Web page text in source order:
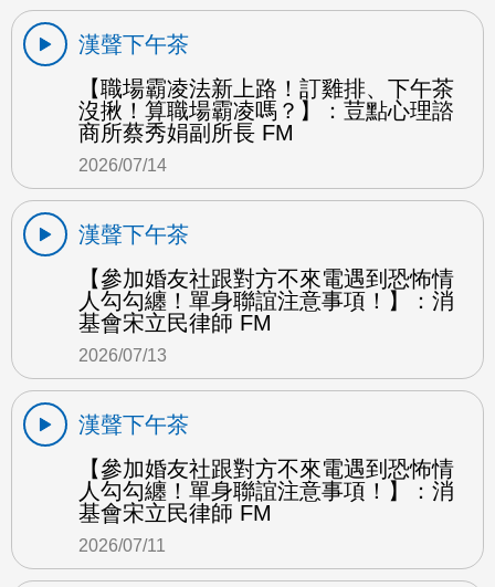
漢聲下午茶
【職場霸凌法新上路！訂雞排、下午茶
沒揪！算職場霸凌嗎？】：荳點心理諮
商所蔡秀娟副所長 FM
2026/07/14
漢聲下午茶
【參加婚友社跟對方不來電遇到恐怖情
人勾勾纏！單身聯誼注意事項！】：消
基會宋立民律師 FM
2026/07/13
漢聲下午茶
【參加婚友社跟對方不來電遇到恐怖情
人勾勾纏！單身聯誼注意事項！】：消
基會宋立民律師 FM
2026/07/11